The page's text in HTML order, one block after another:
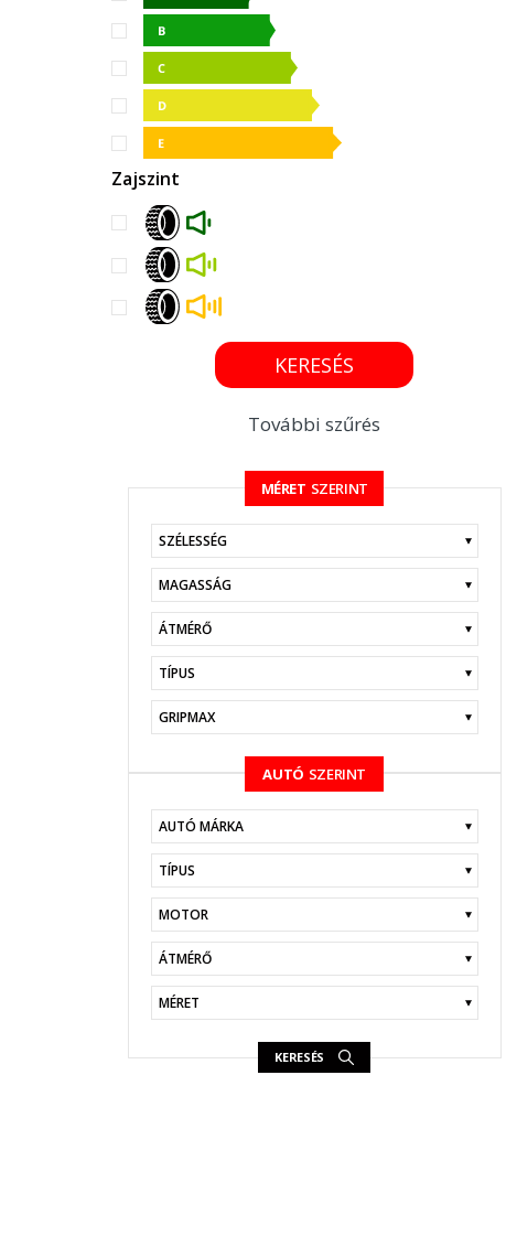
Zajszint
KERESÉS
További szűrés
MÉRET SZERINT
KERESÉS
AUTÓ SZERINT
KERESÉS